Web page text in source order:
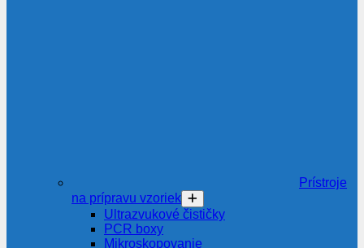
Prístroje
na prípravu vzoriek
Ultrazvukové čističky
PCR boxy
Mikroskopovanie